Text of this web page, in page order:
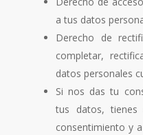
a tus datos
Derecho de
completar,
datos personales
Si nos das tu
tus datos, tienes
consentimiento y